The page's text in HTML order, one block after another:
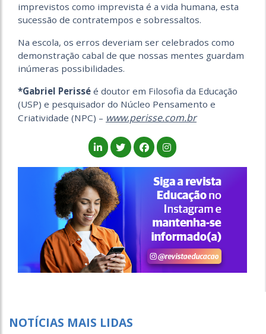
imprevistos como imprevista é a vida humana, esta
sucessão de contratempos e sobressaltos.
Na escola, os erros deveriam ser celebrados como
demonstração cabal de que nossas mentes guardam
inúmeras possibilidades.
*Gabriel Perissé é doutor em Filosofia da Educação
(USP) e pesquisador do Núcleo Pensamento e
Criatividade (NPC) – www.perisse.com.br
NOTÍCIAS MAIS LIDAS